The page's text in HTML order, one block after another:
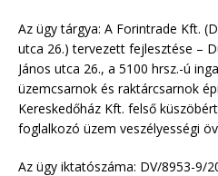
Az ügy tárgya: A Forintrade Kft.
utca 26.) tervezett fejlesztése –
János utca 26., a 5100 hrsz.-ú
üzemcsarnok és raktárcsarnok
Kereskedőház Kft. felső
foglalkozó üzem veszélyességi
Az ügy iktatószáma: DV/8953-9/